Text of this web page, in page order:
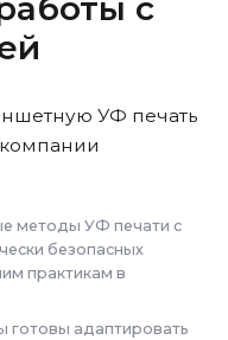
с
УФ печать
методы УФ печати с
безопасных
практикам в
готовы адаптировать